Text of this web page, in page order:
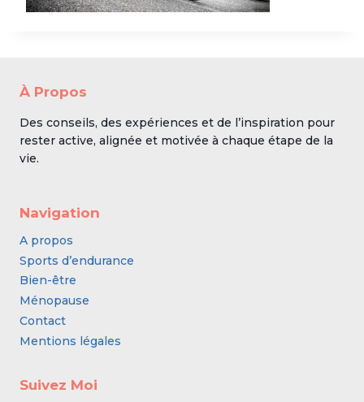
À Propos
Des conseils, des expériences et de l’inspiration pour
rester active, alignée et motivée à chaque étape de la
vie.
Navigation
A propos
Sports d’endurance
Bien-être
Ménopause
Contact
Mentions légales
Suivez Moi